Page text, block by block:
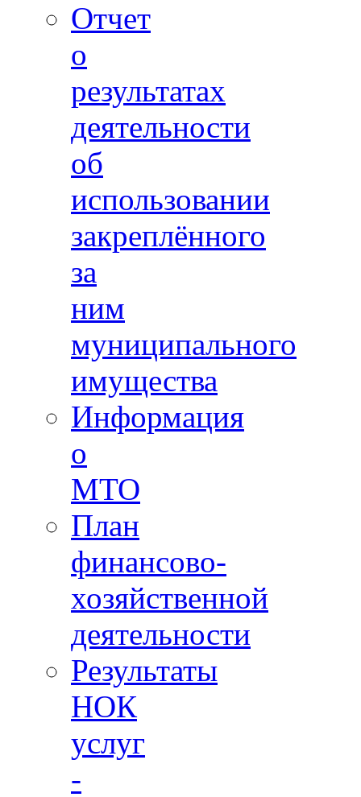
Отчет
о
результатах
деятельности
об
использовании
закреплённого
за
ним
муниципального
имущества
Информация
о
МТО
План
финансово-
хозяйственной
деятельности
Результаты
НОК
услуг
-